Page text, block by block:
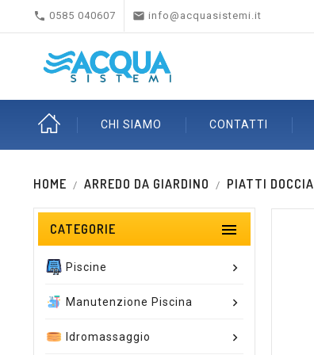
 0585 040607  info@acquasistemi.it
CHI SIAMO CONTATTI
HOME ARREDO DA GIARDINO PIATTI DOCCIA
CATEGORIE 
Piscine
Manutenzione Piscina
Idromassaggio